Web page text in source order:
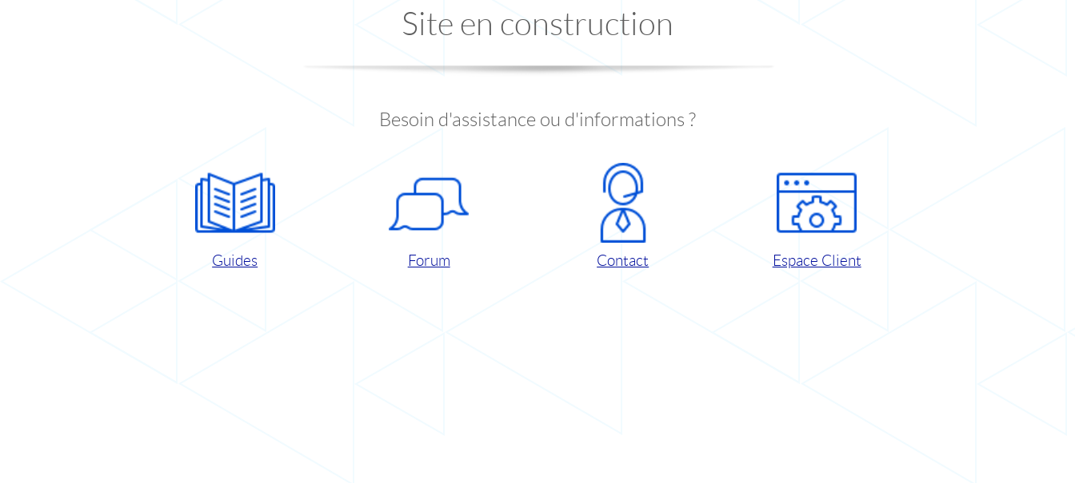
Site en construction
Besoin d'assistance ou d'informations ?
Guides Forum Contact Espace Client